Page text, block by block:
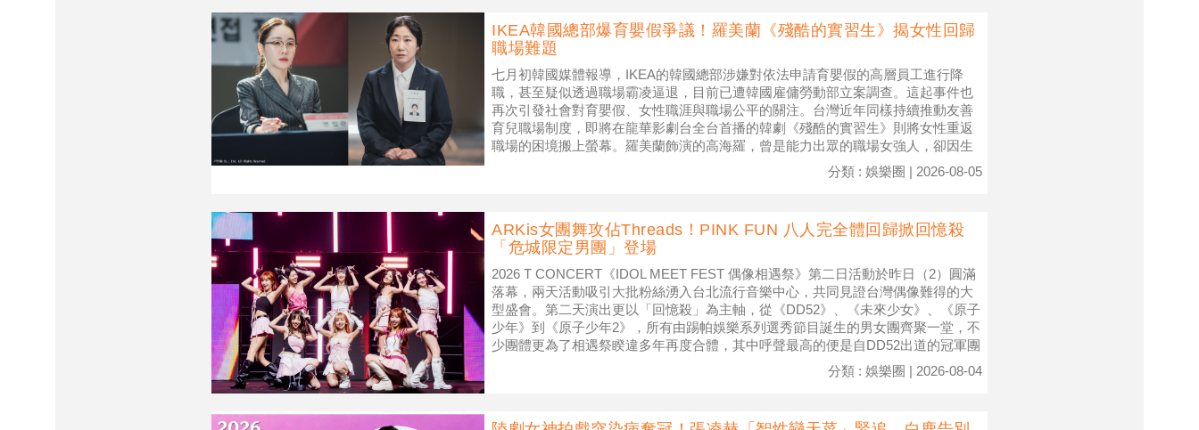
IKEA韓國總部爆育嬰假爭議！羅美蘭《殘酷的實習生》揭女性回歸
職場難題
七月初韓國媒體報導，IKEA的韓國總部涉嫌對依法申請育嬰假的高層員工進行降
職，甚至疑似透過職場霸凌逼退，目前已遭韓國雇傭勞動部立案調查。這起事件也
再次引發社會對育嬰假、女性職涯與職場公平的關注。台灣近年同樣持續推動友善
育兒職場制度，即將在龍華影劇台全台首播的韓劇《殘酷的實習生》則將女性重返
職場的困境搬上螢幕。羅美蘭飾演的高海羅，曾是能力出眾的職場女強人，卻因生
分類 : 娛樂圈 | 2026-08-05
ARKis女團舞攻佔Threads！PINK FUN 八人完全體回歸掀回憶殺
「危城限定男團」登場
2026 T CONCERT《IDOL MEET FEST 偶像相遇祭》第二日活動於昨日（2）圓滿
落幕，兩天活動吸引大批粉絲湧入台北流行音樂中心，共同見證台灣偶像難得的大
型盛會。第二天演出更以「回憶殺」為主軸，從《DD52》、《未來少女》、《原子
少年》到《原子少年2》，所有由踢帕娛樂系列選秀節目誕生的男女團齊聚一堂，不
少團體更為了相遇祭睽違多年再度合體，其中呼聲最高的便是自DD52出道的冠軍團
分類 : 娛樂圈 | 2026-08-04